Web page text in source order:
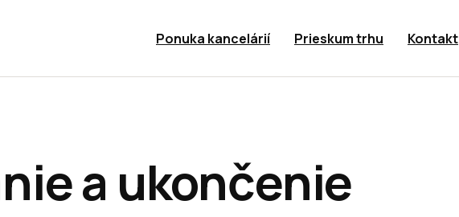
Ponuka kancelárií Prieskum trhu Kontakt
a ukončenie